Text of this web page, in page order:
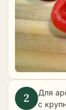
Для
с